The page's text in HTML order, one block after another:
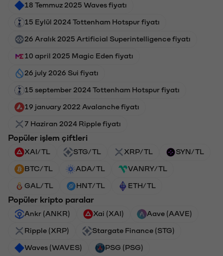
18 Temmuz 2025 Waves fiyatı
15 Eylül 2024 Tottenham Hotspur fiyatı
26 Aralık 2025 Artificial Superintelligence fiyatı
10 april 2025 Magic Eden fiyatı
26 july 2026 Sui fiyatı
15 september 2024 Tottenham Hotspur fiyatı
19 january 2022 Avalanche fiyatı
7 Haziran 2024 Ripple fiyatı
Popüler işlem çiftleri
XAI/TL STG/TL XRP/TL SYN/TL
BTC/TL ADA/TL VANRY/TL
GAL/TL HNT/TL ETH/TL
Popüler kripto paralar
Ankr (ANKR) Xai (XAI) Aave (AAVE)
Ripple (XRP) Stargate Finance (STG)
Waves (WAVES) PSG (PSG)